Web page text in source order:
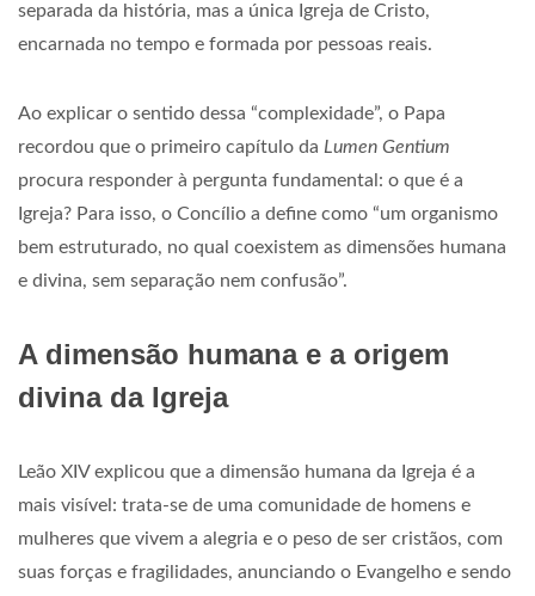
separada da história, mas a única Igreja de Cristo,
encarnada no tempo e formada por pessoas reais.
Ao explicar o sentido dessa “complexidade”, o Papa
recordou que o primeiro capítulo da Lumen Gentium
procura responder à pergunta fundamental: o que é a
Igreja? Para isso, o Concílio a define como “um organismo
bem estruturado, no qual coexistem as dimensões humana
e divina, sem separação nem confusão”.
A dimensão humana e a origem
divina da Igreja
Leão XIV explicou que a dimensão humana da Igreja é a
mais visível: trata-se de uma comunidade de homens e
mulheres que vivem a alegria e o peso de ser cristãos, com
suas forças e fragilidades, anunciando o Evangelho e sendo